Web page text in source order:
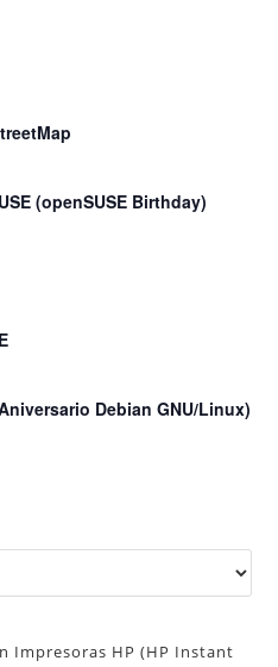
(openSUSE Birthday)
Debian GNU/Linux)
Impresoras HP (HP Instant